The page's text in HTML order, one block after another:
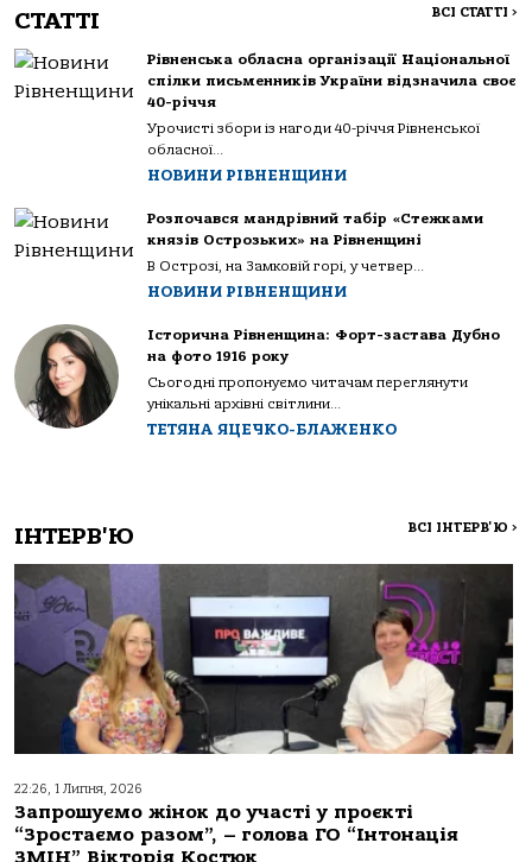
СТАТТІ ВСІ СТАТТІ >
Рівненська обласна організації Національної
спілки письменників України відзначила своє
40-річчя
Урочисті збори із нагоди 40-річчя Рівненської
обласної...
НОВИНИ РІВНЕНЩИНИ
Розпочався мандрівний табір «Стежками
князів Острозьких» на Рівненщині
В Острозі, на Замковій горі, у четвер...
НОВИНИ РІВНЕНЩИНИ
Історична Рівненщина: Форт-застава Дубно
на фото 1916 року
Сьогодні пропонуємо читачам переглянути
унікальні архівні світлини...
ТЕТЯНА ЯЦЕЧКО-БЛАЖЕНКО
ІНТЕРВ'Ю ВСІ ІНТЕРВ'Ю >
22:26, 1 Липня, 2026
Запрошуємо жінок до участі у проєкті
“Зростаємо разом”, – голова ГО “Інтонація
ЗМІН” Вікторія Костюк